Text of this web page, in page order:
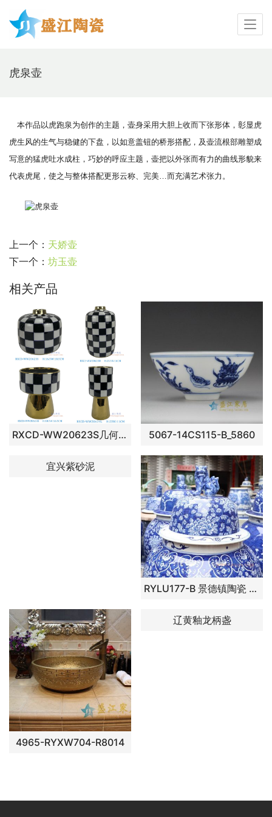
虎泉壶
本作品以虎跑泉为创作的主题，壶身采用大胆上收而下张形体，彰显虎
虎生风的生气与稳健的下盘，以如意盖钮的桥形搭配，及壶流根部雕塑成
写意的猛虎吐水成柱，巧妙的呼应主题，壶把以外张而有力的曲线形貌来
代表虎尾，使之与整体搭配更形云称、完美…而充满艺术张力。
上一个： 天娇壶
下一个： 坊玉壶
相关产品
RXCD-WW20623S几何图案手工花瓶小号 RXCD-WW20623M几何图案手工花瓶中号 RXCD-WW20624S几何图案手工摆件小号 RXCD-WW20624L几何图案手工摆件大号 5067-14CS115-B_5860
宜兴紫砂泥
RYLU177-B 景德镇陶瓷 手绘陶瓷冰梅牡丹将军罐
4965-RYXW704-R8014
辽黄釉龙柄盏